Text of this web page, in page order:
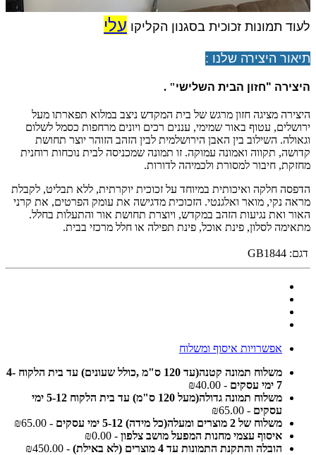
לעוד תמונות זכוכית בסגנון הקליקו עלי
תיאור היצירה שלנו :
היצירה "חזון הבית השלישי" .
היצירה מציגה חזון מרגש של בית המקדש ניצב במלוא תפארתו מעל
ירושלים, עטוף באור שמימי, עננים רכים ויונים מרחפות כסמל לשלום
וגאולה. השילוב בין האבן הירושלמית לבין הזהב הזוהר יוצר תחושת
קדושה, תקווה ואמונה עמוקה. זו תמונה שמכניסה לבית נוכחות רוחנית
מחזקת, חיבור למסורת ולכמיהה לדורות.
הדפסה חלקה ואיכותית במיוחד על זכוכית יוקרתית, ללא תבליט, לקבלת
מראה נקי, מואר ואלגנטי. הזכוכית מדגישה את עומק הפרטים, את קרני
האור ואת נגיעות הזהב במקדש, ויוצרת תחושת אור והתעלות בחלל.
מתאימה לסלון, פינת אוכל, פינת תפילה או חלל מרכזי בבית.
דגם: GB1844
אפשרויות איסוף ומשלוח
משלוח תמונה קטנה(עד 120 ס"מ ,כולל שעונים) עד בית הלקוח 4-
7 ימי עסקים
- ₪40.00
משלוח תמונה גדולה(מעל 120 ס"מ) עד בית הלקוח 5-12 ימי
עסקים - ₪65.00
משלוח של 2 מוצרים ומעלה(כל מידה) 5-12 ימי עסקים
- ₪65.00
איסוף עצמי מחנות המפעל מושב צלפון - ₪0.00
הובלה והתקנת התמונות עד 4 מוצרים (לא באילת)
- ₪450.00